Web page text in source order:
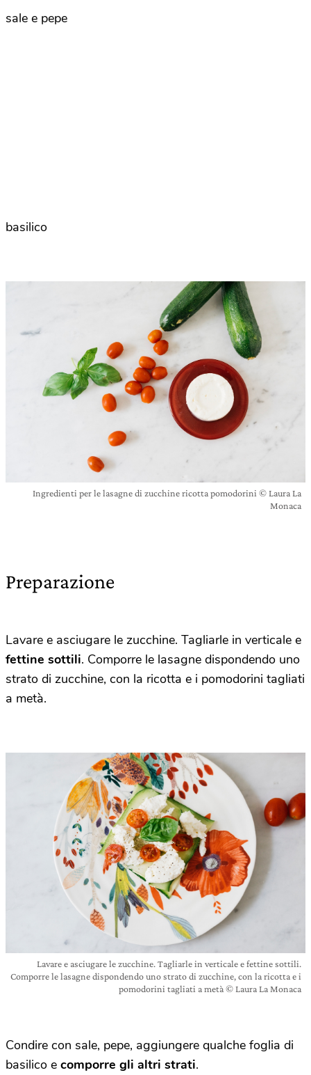
sale e pepe
basilico
Ingredienti per le lasagne di zucchine ricotta pomodorini © Laura La
Monaca
Preparazione
Lavare e asciugare le zucchine. Tagliarle in verticale e
fettine sottili. Comporre le lasagne dispondendo uno
strato di zucchine, con la ricotta e i pomodorini tagliati
a metà.
Lavare e asciugare le zucchine. Tagliarle in verticale e fettine sottili.
Comporre le lasagne dispondendo uno strato di zucchine, con la ricotta e i
pomodorini tagliati a metà © Laura La Monaca
Condire con sale, pepe, aggiungere qualche foglia di
basilico e comporre gli altri strati.